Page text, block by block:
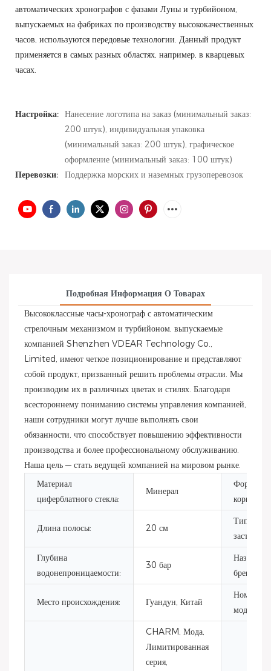
автоматических хронографов с фазами Луны и турбийоном,
выпускаемых на фабриках по производству высококачественных
часов, используются передовые технологии. Данный продукт
применяется в самых разных областях, например, в кварцевых
часах.
Настройка: Нанесение логотипа на заказ (минимальный заказ:
200 штук), индивидуальная упаковка
(минимальный заказ: 200 штук), графическое
оформление (минимальный заказ: 100 штук)
Перевозки:
Поддержка морских и наземных грузоперевозок
Подробная Информация О Товарах
Высококлассные часы-хронограф с автоматическим
стрелочным механизмом и турбийоном, выпускаемые
компанией Shenzhen VDEAR Technology Co.,
Limited, имеют четкое позиционирование и представляют
собой продукт, призванный решить проблемы отрасли. Мы
производим их в различных цветах и ​​стилях. Благодаря
всестороннему пониманию системы управления компанией,
наши сотрудники могут лучше выполнять свои
обязанности, что способствует повышению эффективности
производства и более профессиональному обслуживанию.
Наша цель — стать ведущей компанией на мировом рынке.
Материал
циферблатного стекла:
Минерал
Форма
корпуса:
Длина полосы: 20 см
Тип
застежки:
Глубина
водонепроницаемости:
30 бар
Название
бренда:
Место происхождения: Гуандун, Китай
Номер
модели:
CHARM, Мода,
Лимитированная
серия,